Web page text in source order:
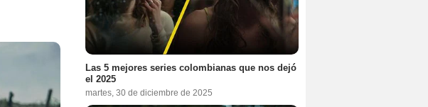
Las 5 mejores series colombianas que nos dejó
el 2025
martes, 30 de diciembre de 2025